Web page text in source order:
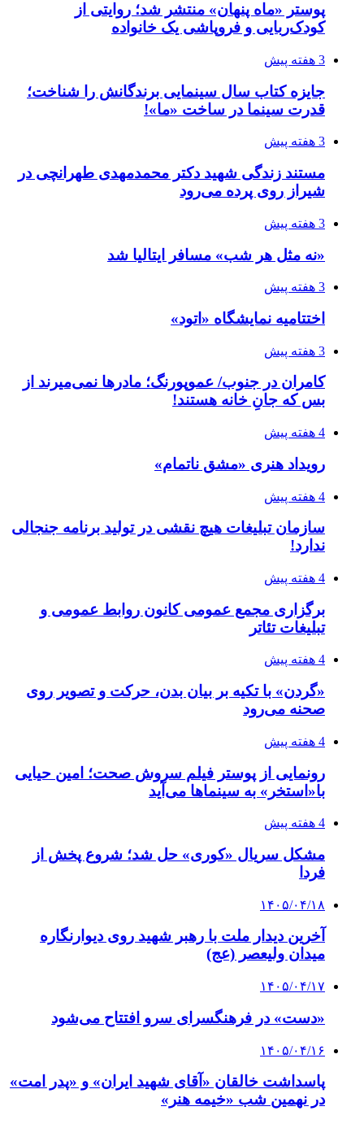
پوستر «ماه پنهان» منتشر شد؛ روایتی از
کودک‌ربایی و فروپاشی یک خانواده
3 هفته پیش
جایزه کتاب سال سینمایی برندگانش را شناخت؛
قدرت سینما در ساخت «ما»!
3 هفته پیش
مستند زندگی شهید دکتر محمدمهدی طهرانچی در
شیراز روی پرده می‌رود
3 هفته پیش
«نه مثل هر شب» مسافر ایتالیا شد
3 هفته پیش
اختتامیه نمایشگاه «اتود»
3 هفته پیش
کامران در جنوب/ عموپورنگ؛ مادرها نمی‌میرند از
بس که جانِ خانه هستند!
4 هفته پیش
رویداد هنری «مشق ناتمام»
4 هفته پیش
سازمان تبلیغات هیچ نقشی در تولید برنامه جنجالی
ندارد!
4 هفته پیش
برگزاری مجمع عمومی کانون روابط عمومی و
تبلیغات تئاتر
4 هفته پیش
«گردن» با تکیه بر بیان بدن، حرکت و تصویر روی
صحنه می‌رود
4 هفته پیش
رونمایی از پوستر فیلم سروش صحت؛ امین حیایی
با«استخر» به سینماها می‌آید
4 هفته پیش
مشکل سریال «کوری» حل شد؛ شروع پخش از
فردا
۱۴۰۵/۰۴/۱۸
آخرین دیدار ملت با رهبر شهید روی دیوارنگاره
میدان ولیعصر (عج)
۱۴۰۵/۰۴/۱۷
«دست» در فرهنگسرای سرو افتتاح می‌شود
۱۴۰۵/۰۴/۱۶
پاسداشت خالقان «آقای شهید ایران» و «پدر امت»
در نهمین شب «خیمه هنر»